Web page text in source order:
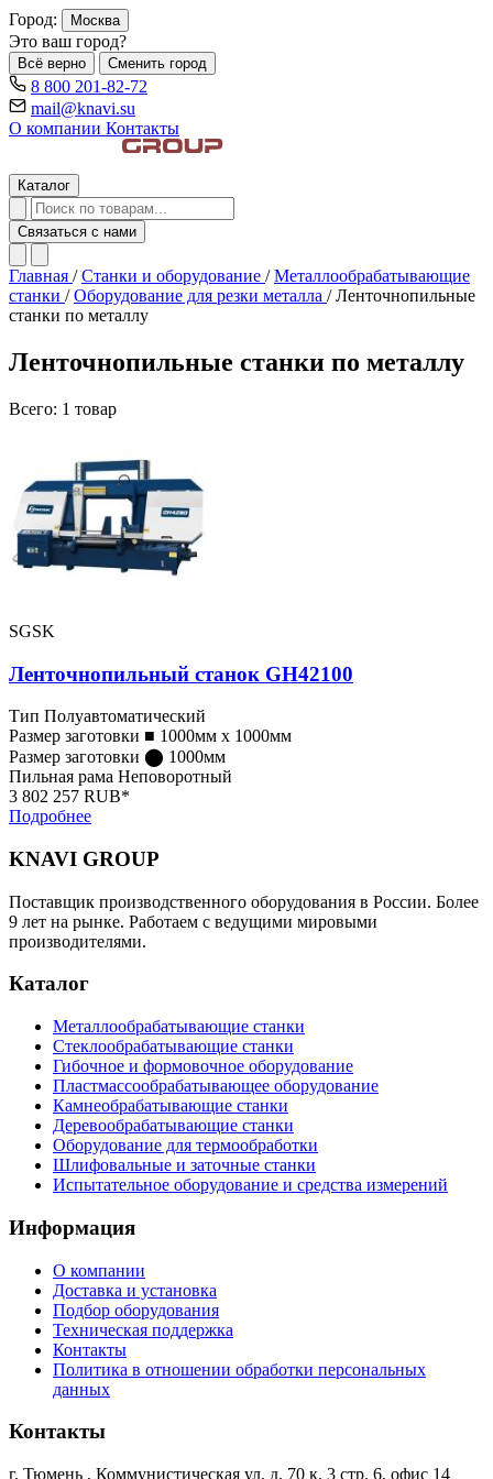
Город: Москва
Это ваш город?
Всё верно Сменить город
8 800 201-82-72
mail@knavi.su
О компании Контакты
Каталог
Связаться с нами
Главная / Станки и оборудование / Металлообрабатывающие
станки / Оборудование для резки металла / Ленточнопильные
станки по металлу
Ленточнопильные станки по металлу
Всего: 1 товар
SGSK
Ленточнопильный станок GH42100
Тип Полуавтоматический
Размер заготовки ■ 1000мм x 1000мм
Размер заготовки ⬤ 1000мм
Пильная рама Неповоротный
3 802 257 RUB*
Подробнее
KNAVI GROUP
Поставщик производственного оборудования в России. Более
9 лет на рынке. Работаем с ведущими мировыми
производителями.
Каталог
Металлообрабатывающие станки
Стеклообрабатывающие станки
Гибочное и формовочное оборудование
Пластмассообрабатывающее оборудование
Камнеобрабатывающие станки
Деревообрабатывающие станки
Оборудование для термообработки
Шлифовальные и заточные станки
Испытательное оборудование и средства измерений
Информация
О компании
Доставка и установка
Подбор оборудования
Техническая поддержка
Контакты
Политика в отношении обработки персональных
данных
Контакты
г. Тюмень , Коммунистическая ул, д. 70 к. 3 стр. 6, офис 14